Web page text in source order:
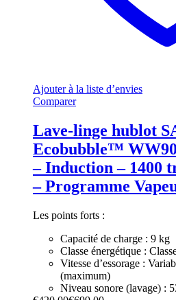
Ajouter à la liste d’envies
Comparer
Lave-linge hublot
Ecobubble™
– Induction – 1400
– Programme
Les points forts :
Capacité de charge : 9 kg
Classe énergétique :
Vitesse d’essorage :
(maximum)
Niveau sonore (lavage) :